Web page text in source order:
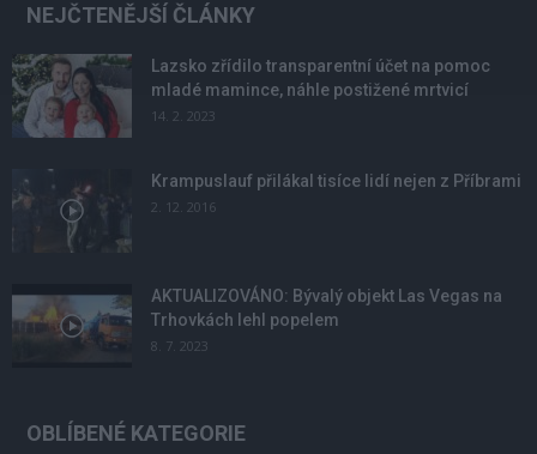
NEJČTENĚJŠÍ ČLÁNKY
Lazsko zřídilo transparentní účet na pomoc
mladé mamince, náhle postižené mrtvicí
14. 2. 2023
Krampuslauf přilákal tisíce lidí nejen z Příbrami
2. 12. 2016
AKTUALIZOVÁNO: Bývalý objekt Las Vegas na
Trhovkách lehl popelem
8. 7. 2023
OBLÍBENÉ KATEGORIE